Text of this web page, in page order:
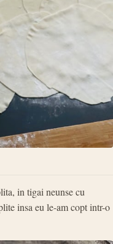
in tigai neunse cu
insa eu le-am copt intr-o